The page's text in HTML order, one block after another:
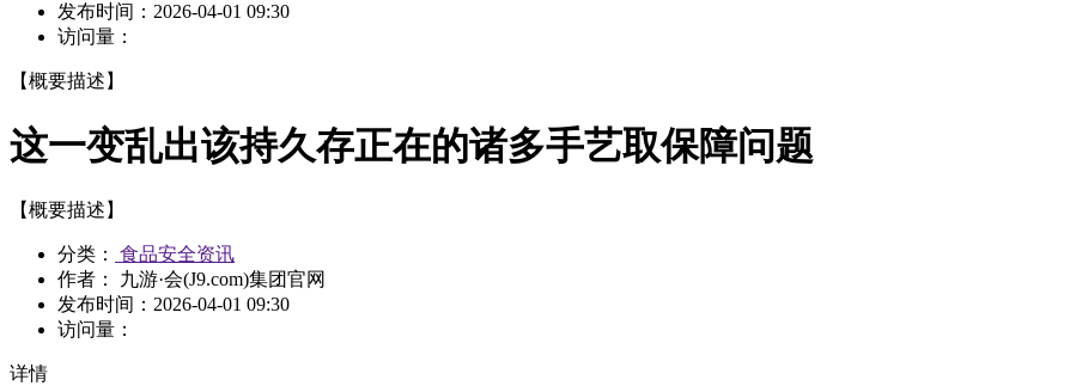
发布时间： 2026-04-01 09:30
访问量：
【概要描述】
这一变乱出该持久存正在的诸多手艺取保障问题
【概要描述】
分类：
食品安全资讯
作者： 九游·会(J9.com)集团官网
发布时间： 2026-04-01 09:30
访问量：
详情